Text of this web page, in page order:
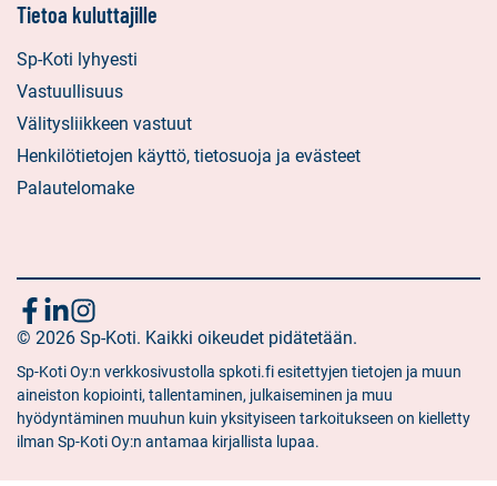
Tietoa kuluttajille
Sp-Koti lyhyesti
Vastuullisuus
Välitysliikkeen vastuut
Henkilötietojen käyttö, tietosuoja ja evästeet
Palautelomake
Seuraa
meitä
Sosiaalinen
media:
facebook
Sosiaalinen
media:
linkedin
Sosiaalinen
media:
instagram
© 2026 Sp-Koti. Kaikki oikeudet pidätetään.
Sp-Koti Oy:n verkkosivustolla spkoti.fi esitettyjen tietojen ja muun
aineiston kopiointi, tallentaminen, julkaiseminen ja muu
hyödyntäminen muuhun kuin yksityiseen tarkoitukseen on kielletty
ilman Sp-Koti Oy:n antamaa kirjallista lupaa.